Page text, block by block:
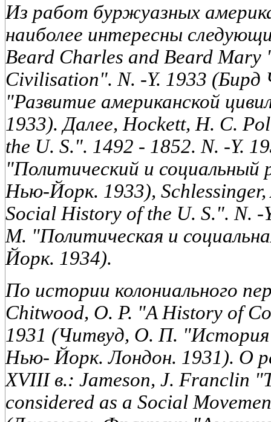
Из работ буржуазных
наиболее интересны
Beard Charles and Beard Mary
Civilisation". N. -Y. 1933 (Бирд
"Развитие американской
1933). Далее, Hockett, H. С.
the U. S.". 1492 - 1852. N. -Y.
"Политический и
Нью-Йорк. 1933),
Social History of the U. S.". N.
М. "Политическая и
Йорк. 1934).
По истории колониального
Chitwood, О. P. "A History of
1931 (Читвуд, О. П. "История
Нью- Йорк. Лондон. 1931). О
XVIII в.: Jameson, J. Franclin
considered as a Social